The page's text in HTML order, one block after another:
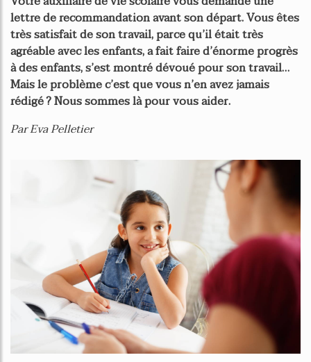
lettre de recommandation avant son départ. Vous êtes
très satisfait de son travail, parce qu’il était très
agréable avec les enfants, a fait faire d’énorme progrès
à des enfants, s’est montré dévoué pour son travail…
Mais le problème c’est que vous n’en avez jamais
rédigé ? Nous sommes là pour vous aider.
Par Eva Pelletier